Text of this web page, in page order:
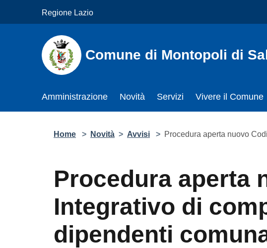
Regione Lazio
Comune di Montopoli di
Amministrazione Novità Servizi Vivere il Comune
Home > Novità > Avvisi > Procedura aperta nuovo
Procedura aperta
Integrativo di
dipendenti